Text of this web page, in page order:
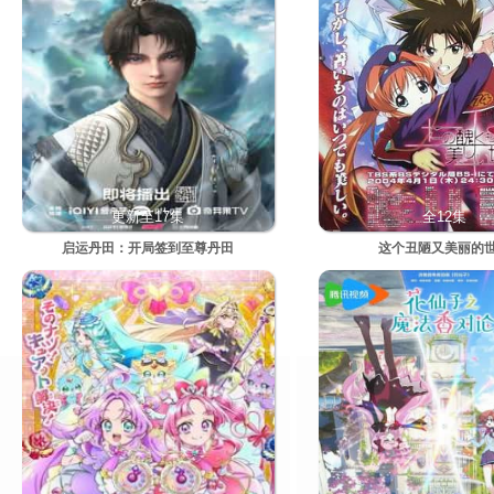
更新至17集
启运丹田：开局签到至尊丹田
全12集
这个丑陋又美丽的